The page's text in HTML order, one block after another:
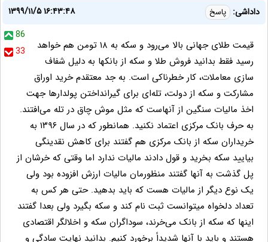
داداشی: پاسخ
۱۳۹۹/۱۱/۵ ۱۶:۴۳:۴۸
86
33
قیمت طلای جهانی بالا می‌رود و سکه به ۱۸ تومن هم خواهد
رسید فقط بدانید فروش طلا و سکه از بانکها به دلیل شفاف
سازی معاملات، کار خطرناکی است. به جد معتقدم خرید اوراق
مشارکت و سکه از دولت، تله‌ای برای گیرانداختن پولدارها جهت
اخذ مالیات سنگین از آنهاست که مثل موش چاق در تله می‌افتند.
به حرف بانک مرکزی اعتماد نکنید. همانطور که در سال ۱۳۹۶ به
خریداران سکه از بانک مرکزی هم گفتند برای کاهش نقدینگی
بیایید سکه بخرید و قول دادند مالیات ندارد اما وقتی که خرشان از
پل گذشت به آنها گفتند منظورمان مالیات ارزش افزوده بود ولی
یک نوع دیگر از مالیات هست که باید بدهید. حتی هر کس به
تعداد دلخواه میتوانست ثبت نام کند و سکه بگیرد ولی بعدا گفتند
اینها که سکه از بانک می‌خرند، سوداگران سکه و اخلالگر اقتصادی
هستند و باید با آنها شدیداً برخورد کنیم. بدانید نهایت سادگی و